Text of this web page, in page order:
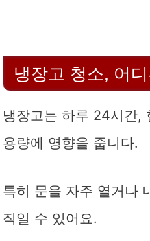
냉장고 청소, 어
냉장고는 하루 24시간,
용량에 영향을 줍니다.
특히 문을 자주 열거나
직일 수 있어요.